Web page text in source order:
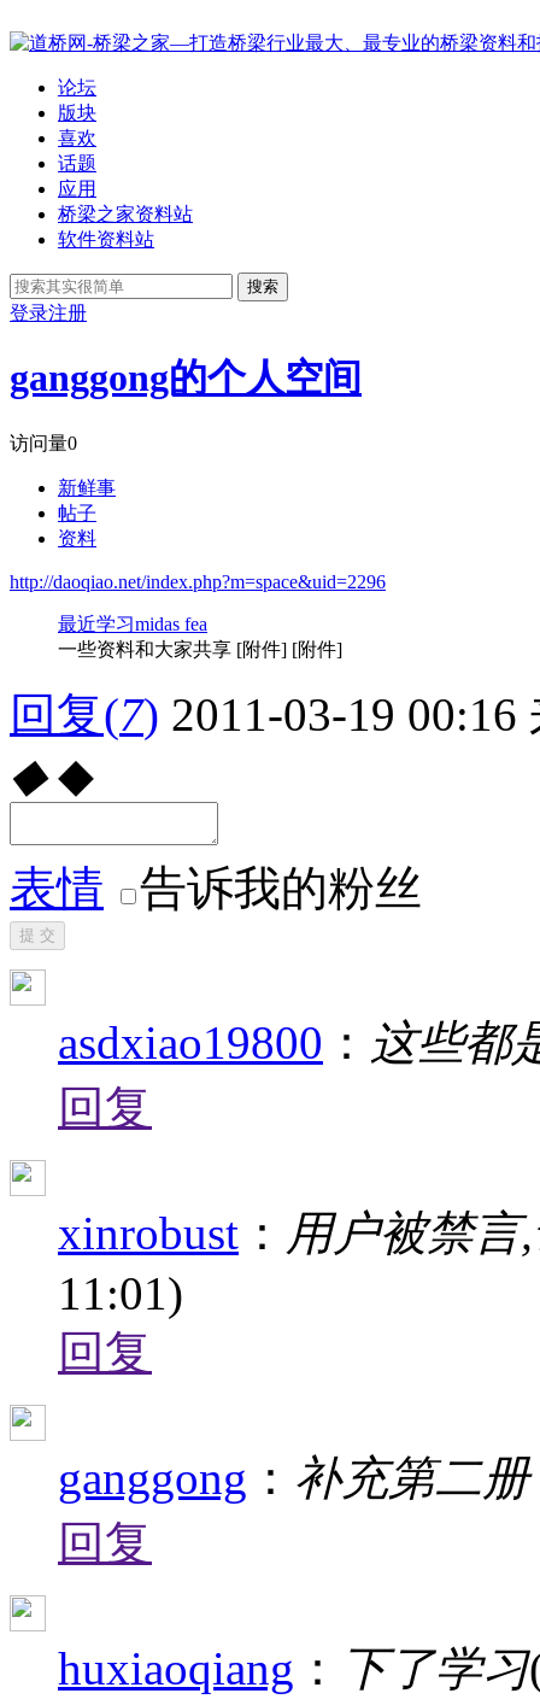
论坛
版块
喜欢
话题
应用
桥梁之家资料站
软件资料站
搜索
登录注册
ganggong的个人空间
访问量0
新鲜事
帖子
资料
http://daoqiao.net/index.php?m=space&uid=2296
最近学习midas fea
一些资料和大家共享 [附件] [附件]
回复(7) 2011-03-19 00:16
◆ ◆
表情 告诉我的粉丝
提 交
asdxiao19800 ： 这些都
回复
xinrobust ： 用户被禁言
11:01)
回复
ganggong ： 补充第二
回复
huxiaoqiang ： 下了学习